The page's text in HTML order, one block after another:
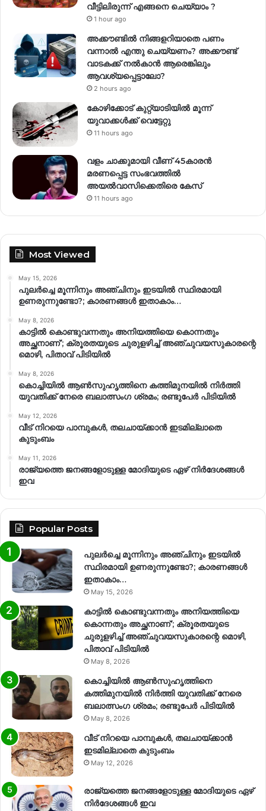
വീട്ടിലിരുന്ന് എങ്ങനെ ചെയ്യാം ?
1 hour ago
അക്കൗണ്ടില്‍ നിങ്ങളറിയാതെ പണം
വന്നാല്‍ എന്തു ചെയ്യണം? അക്കൗണ്ട്
വാടകക്ക് നല്‍കാന്‍ ആരെങ്കിലും
ആവശ്യപ്പെട്ടാലോ?
2 hours ago
കോഴിക്കോട് കുറ്റ്യാടിയിൽ മൂന്ന്
യുവാക്കൾക്ക് വെട്ടേറ്റു
11 hours ago
വളം ചാക്കുമായി വീണ് 45കാരൻ
മരണപ്പെട്ട സംഭവത്തിൽ
അയൽവാസിക്കെതിരെ കേസ്
11 hours ago
Most Viewed
May 15, 2026
പുലർച്ചെ മൂന്നിനും അഞ്ചിനും ഇടയിൽ സ്ഥിരമായി
ഉണരുന്നുണ്ടോ?; കാരണങ്ങള്‍ ഇതാകാം…
May 8, 2026
കാട്ടിൽ കൊണ്ടുവന്നതും അനിയത്തിയെ കൊന്നതും
അച്ഛനാണ്’; ക്രൂരതയുടെ ചുരുളഴിച്ച് അഞ്ചുവയസുകാരന്റെ
മൊഴി, പിതാവ് പിടിയിൽ
May 8, 2026
കൊച്ചിയിൽ ആൺസുഹൃത്തിനെ കത്തിമുനയിൽ നിർത്തി
യുവതിക്ക് നേരെ ബലാത്സംഗ​ ശ്രമം; രണ്ടുപേർ പിടിയിൽ
May 12, 2026
വീട് നിറയെ പാമ്പുകൾ, തലചായ്ക്കാൻ ഇടമില്ലാതെ
കുടുംബം
May 11, 2026
രാജ്യത്തെ ജനങ്ങളോടുള്ള മോദിയുടെ ഏഴ് നിര്‍ദേശങ്ങള്‍
ഇവ
Popular Posts
പുലർച്ചെ മൂന്നിനും അഞ്ചിനും ഇടയിൽ
സ്ഥിരമായി ഉണരുന്നുണ്ടോ?; കാരണങ്ങള്‍
ഇതാകാം…
May 15, 2026
കാട്ടിൽ കൊണ്ടുവന്നതും അനിയത്തിയെ
കൊന്നതും അച്ഛനാണ്’; ക്രൂരതയുടെ
ചുരുളഴിച്ച് അഞ്ചുവയസുകാരന്റെ മൊഴി,
പിതാവ് പിടിയിൽ
May 8, 2026
കൊച്ചിയിൽ ആൺസുഹൃത്തിനെ
കത്തിമുനയിൽ നിർത്തി യുവതിക്ക് നേരെ
ബലാത്സംഗ​ ശ്രമം; രണ്ടുപേർ പിടിയിൽ
May 8, 2026
വീട് നിറയെ പാമ്പുകൾ, തലചായ്ക്കാൻ
ഇടമില്ലാതെ കുടുംബം
May 12, 2026
രാജ്യത്തെ ജനങ്ങളോടുള്ള മോദിയുടെ ഏഴ്
നിര്‍ദേശങ്ങള്‍ ഇവ